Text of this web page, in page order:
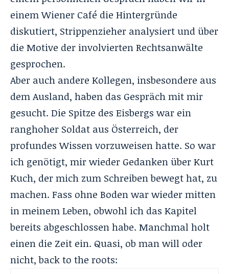
einem Wiener Café die Hintergründe
diskutiert, Strippenzieher analysiert und über
die Motive der involvierten Rechtsanwälte
gesprochen.
Aber auch andere Kollegen, insbesondere aus
dem Ausland, haben das Gespräch mit mir
gesucht. Die Spitze des Eisbergs war ein
ranghoher Soldat aus Österreich, der
profundes Wissen vorzuweisen hatte. So war
ich genötigt, mir wieder Gedanken über Kurt
Kuch, der mich zum Schreiben bewegt hat, zu
machen. Fass ohne Boden war wieder mitten
in meinem Leben, obwohl ich das Kapitel
bereits abgeschlossen habe. Manchmal holt
einen die Zeit ein. Quasi, ob man will oder
nicht, back to the roots: